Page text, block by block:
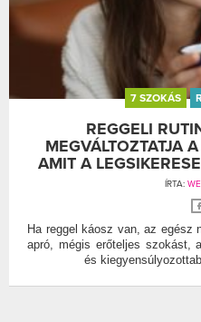
7 SZOKÁS
REGGELI
MEGVÁLTOZTATJA
AMIT A
ÍRTA:
Ha reggel káosz van, az egész
apró, mégis erőteljes szokást,
és